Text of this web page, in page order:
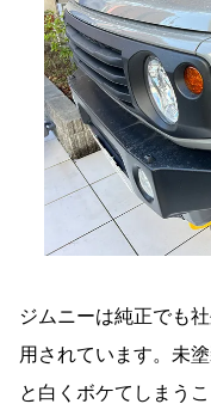
ジムニーは純正でも
用されています。未
と白くボケてしまう